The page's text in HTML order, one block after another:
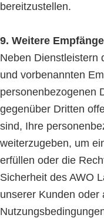
bereitzustellen.
9. Weitere
Neben Dienstleistern
und vorbenannten
personenbezogenen
gegenüber Dritten
sind, Ihre
weiterzugeben, um
erfüllen oder die
Sicherheit des AWO
unserer Kunden oder